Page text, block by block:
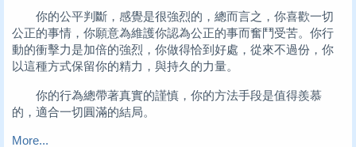
你的公平判斷，感覺是很強烈的，總而言之，你喜歡一切
公正的事情，你願意為維護你認為公正的事而奮鬥受苦。你行
動的衝擊力是加倍的強烈，你做得恰到好處，從來不過份，你
以這種方式保留你的精力，與持久的力量。
你的行為總帶著真實的謹慎，你的方法手段是值得羨慕
的，適合一切圓滿的結局。
More...